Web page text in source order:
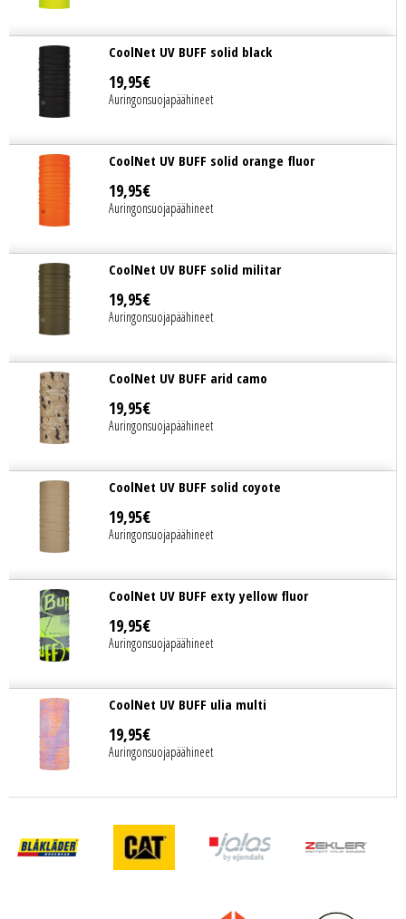
CoolNet UV BUFF solid black
19,95€
Auringonsuojapäähineet
CoolNet UV BUFF solid orange fluor
19,95€
Auringonsuojapäähineet
CoolNet UV BUFF solid militar
19,95€
Auringonsuojapäähineet
CoolNet UV BUFF arid camo
19,95€
Auringonsuojapäähineet
CoolNet UV BUFF solid coyote
19,95€
Auringonsuojapäähineet
CoolNet UV BUFF exty yellow fluor
19,95€
Auringonsuojapäähineet
CoolNet UV BUFF ulia multi
19,95€
Auringonsuojapäähineet